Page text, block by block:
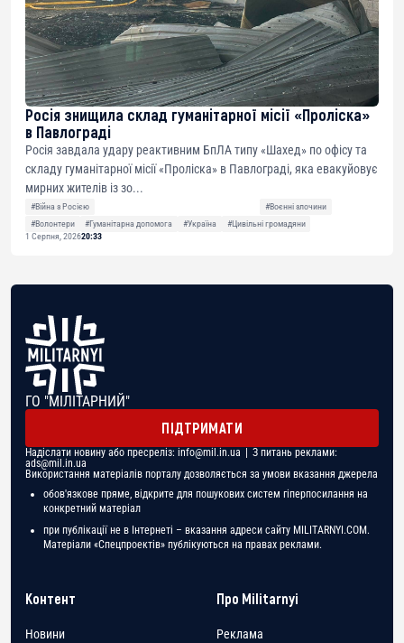
Росія знищила склад гуманітарної місії «Проліска»
в Павлограді
Росія завдала удару реактивним БпЛА типу «Шахед» по офісу та
складу гуманітарної місії «Проліска» в Павлограді, яка евакуйовує
мирних жителів із зо...
#Війна з Росією
#Воєнні злочини
#Волонтери
#Гуманітарна допомога #Україна
#Цивільні громадяни
1 Серпня, 202620:33
ГО "МІЛІТАРНИЙ"
ПІДТРИМАТИ
Надіслати новину або пресреліз: info@mil.in.ua | З питань реклами:
ads@mil.in.ua
Використання матеріалів порталу дозволяється за умови вказання джерела
обов'язкове пряме, відкрите для пошукових систем гіперпосилання на
конкретний матеріал
при публікації не в Інтернеті – вказання адреси сайту MILITARNYI.COM.
Матеріали «Спецпроектів» публікуються на правах реклами.
Контент
Новини
Про Militarnyi
Реклама